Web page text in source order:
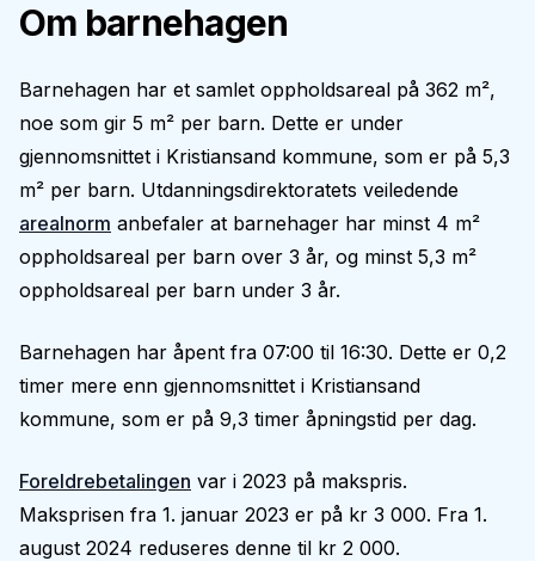
Om barnehagen
Barnehagen har et samlet oppholdsareal på 362 m²,
noe som gir 5 m² per barn. Dette er under
gjennomsnittet i Kristiansand kommune, som er på 5,3
m² per barn. Utdanningsdirektoratets veiledende
arealnorm anbefaler at barnehager har minst 4 m²
oppholdsareal per barn over 3 år, og minst 5,3 m²
oppholdsareal per barn under 3 år.
Barnehagen har åpent fra 07:00 til 16:30. Dette er 0,2
timer mere enn gjennomsnittet i Kristiansand
kommune, som er på 9,3 timer åpningstid per dag.
Foreldrebetalingen var i 2023 på makspris.
Maksprisen fra 1. januar 2023 er på kr 3 000. Fra 1.
august 2024 reduseres denne til kr 2 000.